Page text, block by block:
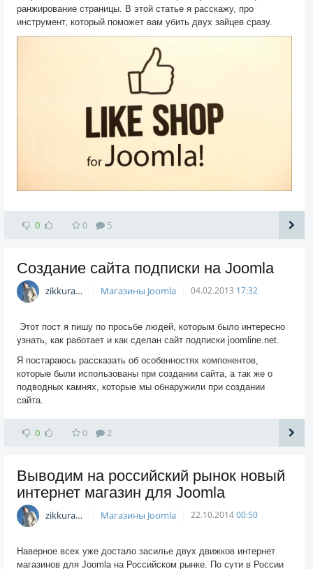
ранжирование страницы. В этой статье я расскажу, про
инструмент, который поможет вам убить двух зайцев сразу.
0 0 5
Создание сайта подписки на Joomla
zikkuratvk Магазины Joomla 04.02.2013 17:32
Этот пост я пишу по просьбе людей, которым было интересно
узнать, как работает и как сделан сайт подписки joomline.net.
Я постараюсь рассказать об особенностях компонентов,
которые были использованы при создании сайта, а так же о
подводных камнях, которые мы обнаружили при создании
сайта.
0 0 2
Выводим на российский рынок новый
интернет магазин для Joomla
zikkuratvk Магазины Joomla 22.10.2014 00:50
Наверное всех уже достало засилье двух движков интернет
магазинов для Joomla на Российском рынке. По сути в России